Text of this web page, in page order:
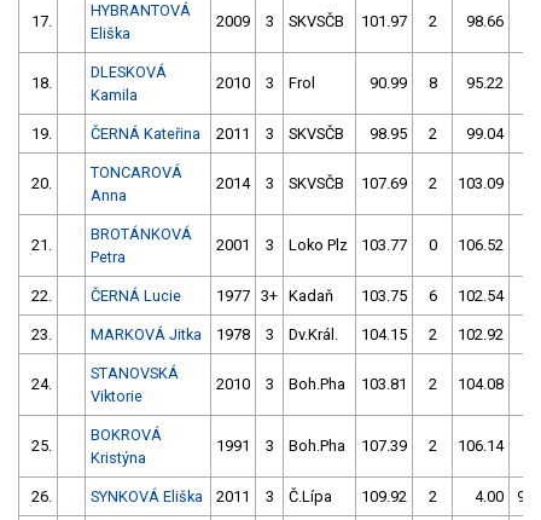
17.
HYBRANTOVÁ
Eliška
2009 3 SKVSČB 101.97 2 98.66
18.
DLESKOVÁ
Kamila
2010 3 Frol 90.99 8 95.22
19. ČERNÁ Kateřina 2011 3 SKVSČB 98.95 2 99.04
20.
TONCAROVÁ
Anna
2014 3 SKVSČB 107.69 2 103.09
21.
BROTÁNKOVÁ
Petra
2001 3 Loko Plz 103.77 0 106.52
22. ČERNÁ Lucie 1977 3+ Kadaň 103.75 6 102.54
23. MARKOVÁ Jitka 1978 3 Dv.Král. 104.15 2 102.92
24.
STANOVSKÁ
Viktorie
2010 3 Boh.Pha 103.81 2 104.08
25.
BOKROVÁ
Kristýna
1991 3 Boh.Pha 107.39 2 106.14
26. SYNKOVÁ Eliška 2011 3 Č.Lípa 109.92 2 4.00 999